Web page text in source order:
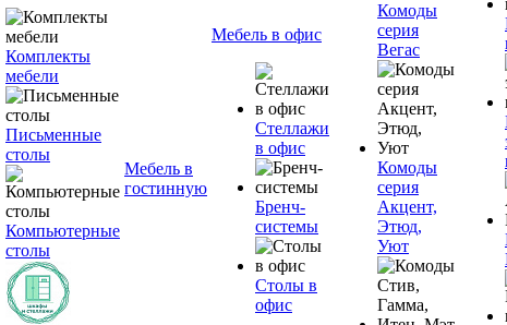
Комплекты
мебели
Письменные
столы
Компьютерные
столы
Мебель в
гостинную
Мебель в офис
Стеллажи
в офис
Бренч-
системы
Столы в
офис
Комоды
серия
Вегас
Комоды
серия
Акцент,
Этюд,
Уют